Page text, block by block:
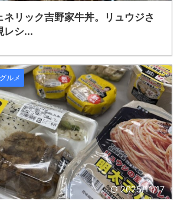
ネリック吉野家牛丼。リュウジさ
レシ...
2025/11/17
ルメ